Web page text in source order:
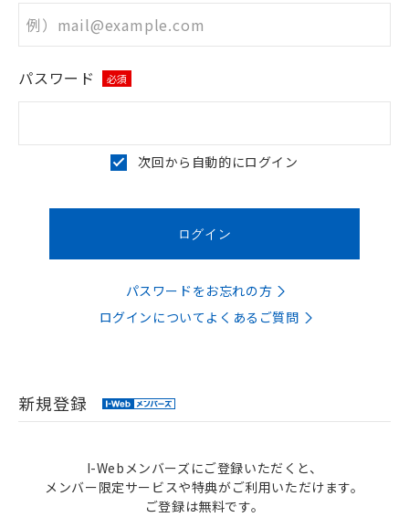
パスワード 必須
次回から自動的にログイン
パスワードをお忘れの方
ログインについてよくあるご質問
新規登録
I-Webメンバーズにご登録いただくと、
メンバー限定サービスや特典がご利用いただけます。
ご登録は無料です。